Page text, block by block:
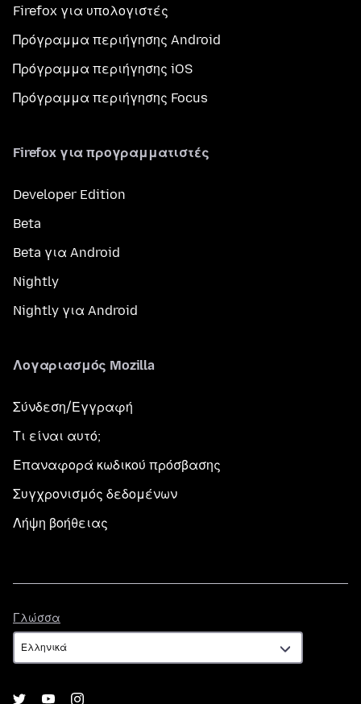
Firefox για υπολογιστές
Πρόγραμμα περιήγησης Android
Πρόγραμμα περιήγησης iOS
Πρόγραμμα περιήγησης Focus
Firefox για προγραμματιστές
Developer Edition
Beta
Beta για Android
Nightly
Nightly για Android
Λογαριασμός Mozilla
Σύνδεση/Εγγραφή
Τι είναι αυτό;
Επαναφορά κωδικού πρόσβασης
Συγχρονισμός δεδομένων
Λήψη βοήθειας
Γλώσσα